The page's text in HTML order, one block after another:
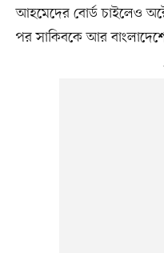
আহমেদের বোর্ড চাইলেও
পর সাকিবকে আর